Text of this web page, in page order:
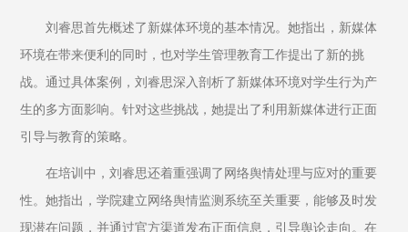
刘睿思首先概述了新媒体环境的基本情况。她指出，新媒体
环境在带来便利的同时，也对学生管理教育工作提出了新的挑
战。通过具体案例，刘睿思深入剖析了新媒体环境对学生行为产
生的多方面影响。针对这些挑战，她提出了利用新媒体进行正面
引导与教育的策略。
在培训中，刘睿思还着重强调了网络舆情处理与应对的重要
性。她指出，学院建立网络舆情监测系统至关重要，能够及时发
现潜在问题，并通过官方渠道发布正面信息，引导舆论走向。在